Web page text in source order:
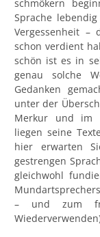
schmökern
Sprache
Vergessenheit –
schon verdient
schön ist es in
genau solche
Gedanken
unter der
Merkur und im
liegen seine
hier erwarten
gestrengen
gleichwohl
– und zum